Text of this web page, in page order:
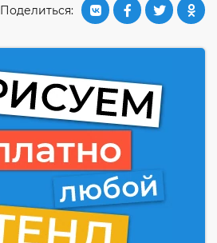
Поделиться: